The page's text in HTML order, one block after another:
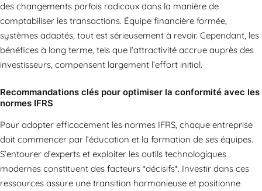
des changements parfois radicaux dans la manière de
comptabiliser les transactions. Équipe financière formée,
systèmes adaptés, tout est sérieusement à revoir. Cependant, les
bénéfices à long terme, tels que l’attractivité accrue auprès des
investisseurs, compensent largement l’effort initial.
Recommandations clés pour optimiser la conformité avec les
normes IFRS
Pour adopter efficacement les normes IFRS, chaque entreprise
doit commencer par l’éducation et la formation de ses équipes.
S’entourer d’experts et exploiter les outils technologiques
modernes constituent des facteurs *décisifs*. Investir dans ces
ressources assure une transition harmonieuse et positionne